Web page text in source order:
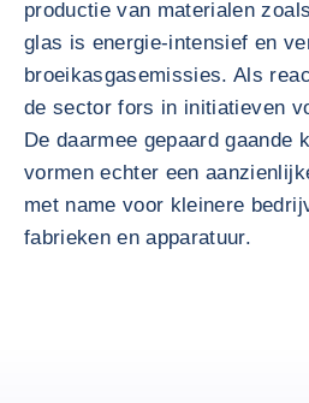
productie van materialen
glas is energie-intensief en
broeikasgasemissies. Als
de sector fors in initiatieven
De daarmee gepaard gaande
vormen echter een
met name voor kleinere
fabrieken en apparatuur.